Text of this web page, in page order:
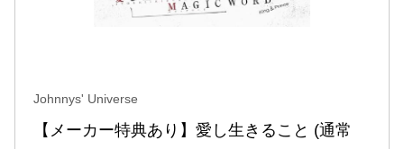
Johnnys' Universe
【メーカー特典あり】愛し生きること (通常